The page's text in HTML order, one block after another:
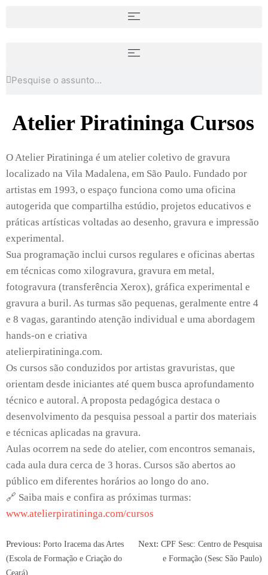
Atelier Piratininga Cursos
O Atelier Piratininga é um atelier coletivo de gravura
localizado na Vila Madalena, em São Paulo. Fundado por
artistas em 1993, o espaço funciona como uma oficina
autogerida que compartilha estúdio, projetos educativos e
práticas artísticas voltadas ao desenho, gravura e impressão
experimental.
Sua programação inclui cursos regulares e oficinas abertas
em técnicas como xilogravura, gravura em metal,
fotogravura (transferência Xerox), gráfica experimental e
gravura a buril. As turmas são pequenas, geralmente entre 4
e 8 vagas, garantindo atenção individual e uma abordagem
hands‑on e criativa
atelierpiratininga.com.
Os cursos são conduzidos por artistas gravuristas, que
orientam desde iniciantes até quem busca aprofundamento
técnico e autoral. A proposta pedagógica destaca o
desenvolvimento da pesquisa pessoal a partir dos materiais
e técnicas aplicadas na gravura.
Aulas ocorrem na sede do atelier, com encontros semanais,
cada aula dura cerca de 3 horas. Cursos são abertos ao
público em diferentes horários ao longo do ano.
🔗 Saiba mais e confira as próximas turmas:
www.atelierpiratininga.com/cursos
Previous: Porto Iracema das Artes
(Escola de Formação e Criação do
Ceará)
Next: CPF Sesc: Centro de Pesquisa
e Formação (Sesc São Paulo)